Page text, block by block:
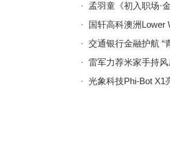
孟羽童《初入职场·金融季》收官现
国轩高科澳洲Lower Wonga
交通银行金融护航 “青岛智
雷军力荐米家手持风扇今日开
光象科技Phi-Bot X1亮相：工业级